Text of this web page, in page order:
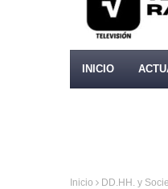
INICIO
Inicio DD.HH. y